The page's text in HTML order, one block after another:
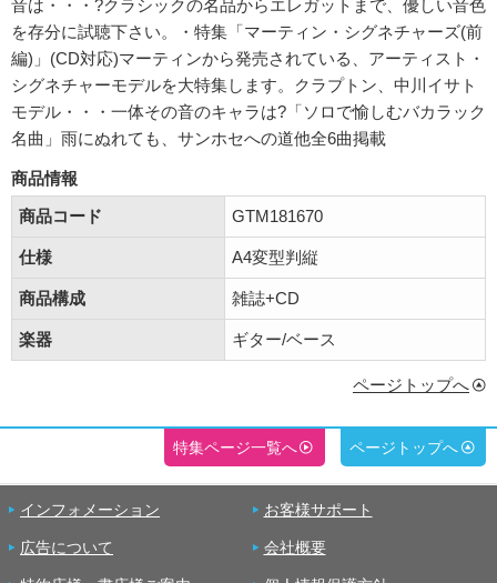
音は・・・?クラシックの名品からエレガットまで、優しい音色
を存分に試聴下さい。・特集「マーティン・シグネチャーズ(前
編)」(CD対応)マーティンから発売されている、アーティスト・
シグネチャーモデルを大特集します。クラプトン、中川イサト
モデル・・・一体その音のキャラは?「ソロで愉しむバカラック
名曲」雨にぬれても、サンホセへの道他全6曲掲載
商品情報
商品コード
GTM181670
仕様 A4変型判縦
商品構成 雑誌+CD
楽器 ギター/ベース
ページトップへ
特集ページ一覧へ ページトップへ
インフォメーション お客様サポート
広告について 会社概要